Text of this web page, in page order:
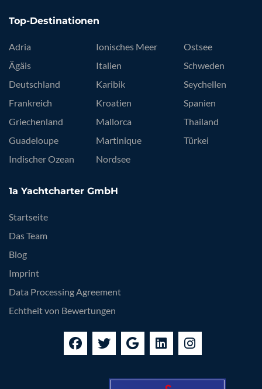
Top-Destinationen
Adria
Ägäis
Deutschland
Frankreich
Griechenland
Guadeloupe
Indischer Ozean
Ionisches Meer
Italien
Karibik
Kroatien
Mallorca
Martinique
Nordsee
Ostsee
Schweden
Seychellen
Spanien
Thailand
Türkei
1a Yachtcharter GmbH
Startseite
Das Team
Blog
Imprint
Data Processing Agreement
Echtheit von Bewertungen